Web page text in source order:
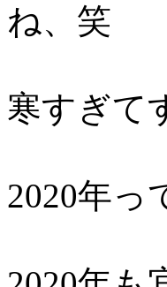
ね、笑
寒すぎて
2020年っ